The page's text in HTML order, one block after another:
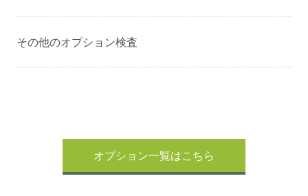
その他のオプション検査
オプション一覧はこちら